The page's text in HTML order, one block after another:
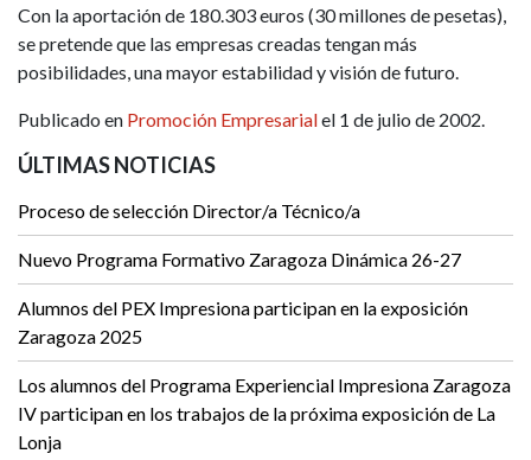
Con la aportación de 180.303 euros (30 millones de pesetas),
se pretende que las empresas creadas tengan más
posibilidades, una mayor estabilidad y visión de futuro.
Publicado en Promoción Empresarialel 1 de julio de 2002.
ÚLTIMAS NOTICIAS
Proceso de selección Director/a Técnico/a
Nuevo Programa Formativo Zaragoza Dinámica 26-27
Alumnos del PEX Impresiona participan en la exposición
Zaragoza 2025
Los alumnos del Programa Experiencial Impresiona Zaragoza
IV participan en los trabajos de la próxima exposición de La
Lonja